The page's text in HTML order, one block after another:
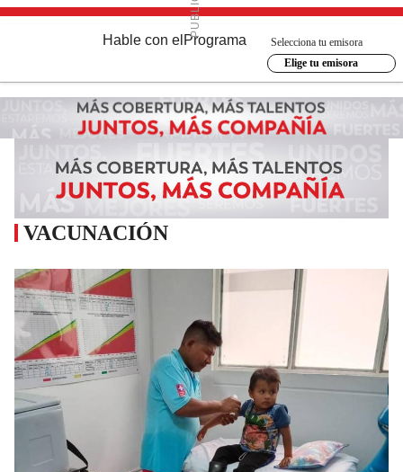
Hable con el Programa
Selecciona tu emisora
Elige tu emisora
VACUNACIÓN